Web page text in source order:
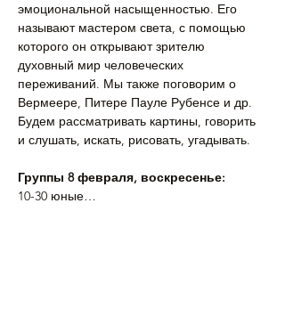
эмоциональной насыщенностью. Его
называют мастером света, с помощью
которого он открывают зрителю
духовный мир человеческих
переживаний. Мы также поговорим о
Вермеере, Питере Пауле Рубенсе и др.
Будем рассматривать картины, говорить
и слушать, искать, рисовать, угадывать.
Группы 8 февраля, воскресенье:
10-30 юные…